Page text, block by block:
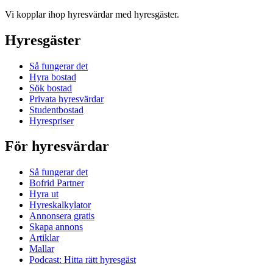
Vi kopplar ihop hyresvärdar med hyresgäster.
Hyresgäster
Så fungerar det
Hyra bostad
Sök bostad
Privata hyresvärdar
Studentbostad
Hyrespriser
För hyresvärdar
Så fungerar det
Bofrid Partner
Hyra ut
Hyreskalkylator
Annonsera gratis
Skapa annons
Artiklar
Mallar
Podcast: Hitta rätt hyresgäst